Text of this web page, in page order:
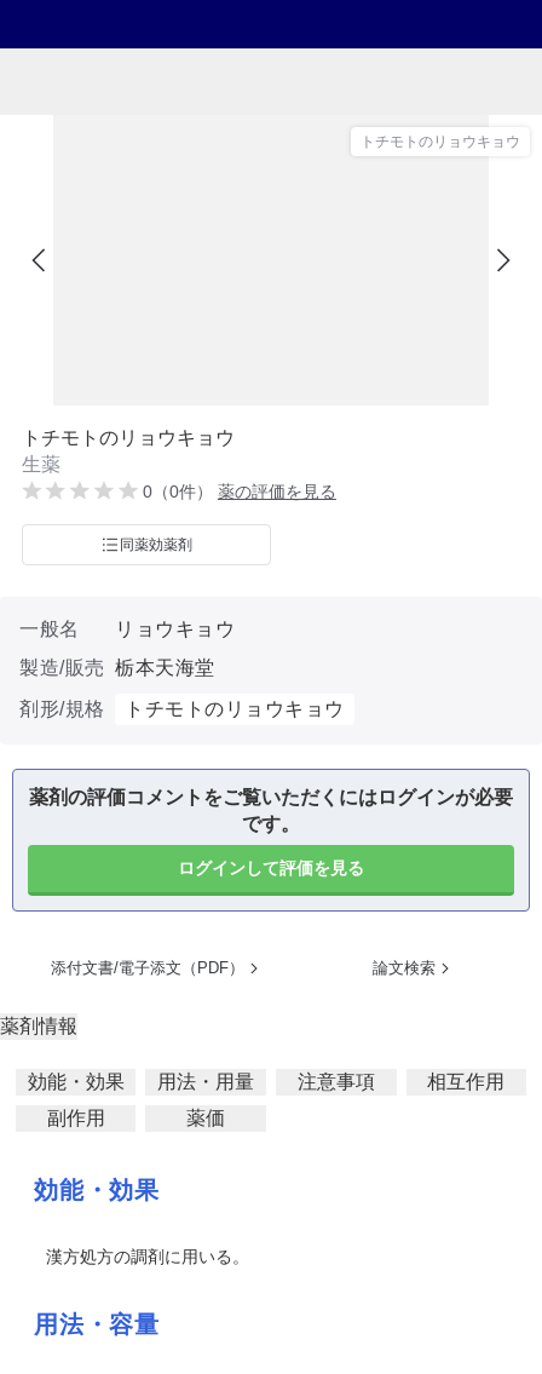
トチモトのリョウキョウ
トチモトのリョウキョウ
生薬
0（0件） 薬の評価を見る
同薬効薬剤
一般名
リョウキョウ
製造/販売 栃本天海堂
剤形/規格
トチモトのリョウキョウ
薬剤の評価コメントをご覧いただくにはログインが必要
です。
ログインして評価を見る
添付文書/電子添文（PDF） 論文検索
薬剤情報
効能・効果 用法・用量 注意事項
相互作用
副作用
薬価
効能・効果
漢方処方の調剤に用いる。
用法・容量